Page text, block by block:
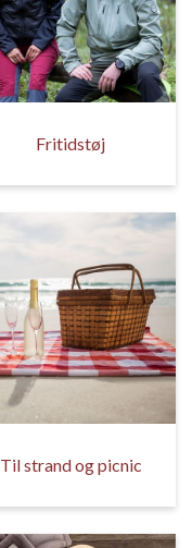
Fritidstøj
Til strand og picnic